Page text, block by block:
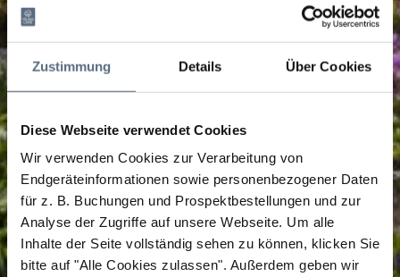
Zustimmung Details Über Cookies
Diese Webseite verwendet Cookies
Wir verwenden Cookies zur Verarbeitung von
Endgeräteinformationen sowie personenbezogener Daten
für z. B. Buchungen und Prospektbestellungen und zur
Analyse der Zugriffe auf unsere Webseite. Um alle
Inhalte der Seite vollständig sehen zu können, klicken Sie
bitte auf "Alle Cookies zulassen". Außerdem geben wir